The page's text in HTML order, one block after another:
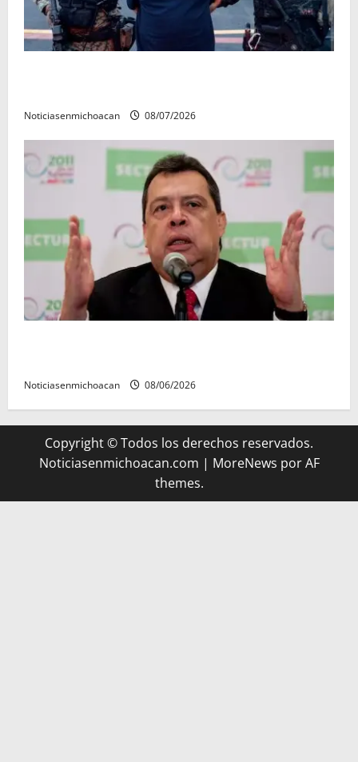
Noticiasenmichoacan 08/07/2026
Noticiasenmichoacan 08/06/2026
Copyright © Todos los derechos reservados.
Noticiasenmichoacan.com | MoreNews por AF
themes.